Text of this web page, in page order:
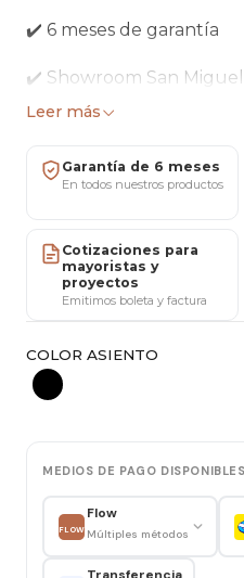
✔️ 6 meses de garantía
✔️ Showroom San
Taburete apilable de
fácil de limpiar, ideal para
Características
Ancho asiento: 45 cm
Alto asiento: 75
Compatible con
Apilable
Peso máximo
Leer más
Garantía de 6 meses
En todos nuestros productos
Cotizaciones para
mayoristas y
proyectos
Emitimos boleta y factura
COLOR ASIENTO
MEDIOS DE PAGO DISPONIBLES
FLOW
Flow
Múltiples métodos